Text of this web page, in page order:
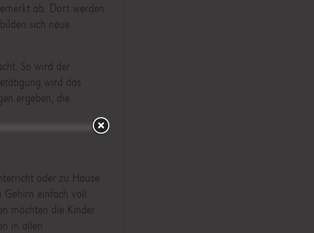
ab. Dort werden
sich neue
So wird der
wird das
ergeben, die
oder zu Hause
einfach voll.
möchten die Kinder
in allen